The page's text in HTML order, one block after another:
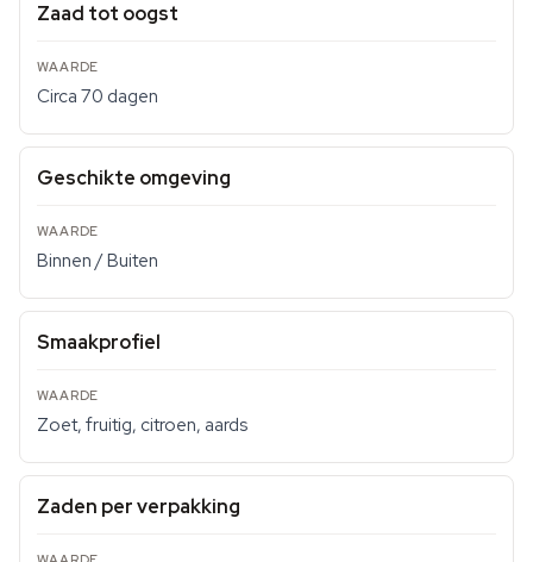
Zaad tot oogst
Circa 70 dagen
Geschikte omgeving
Binnen / Buiten
Smaakprofiel
Zoet, fruitig, citroen, aards
Zaden per verpakking